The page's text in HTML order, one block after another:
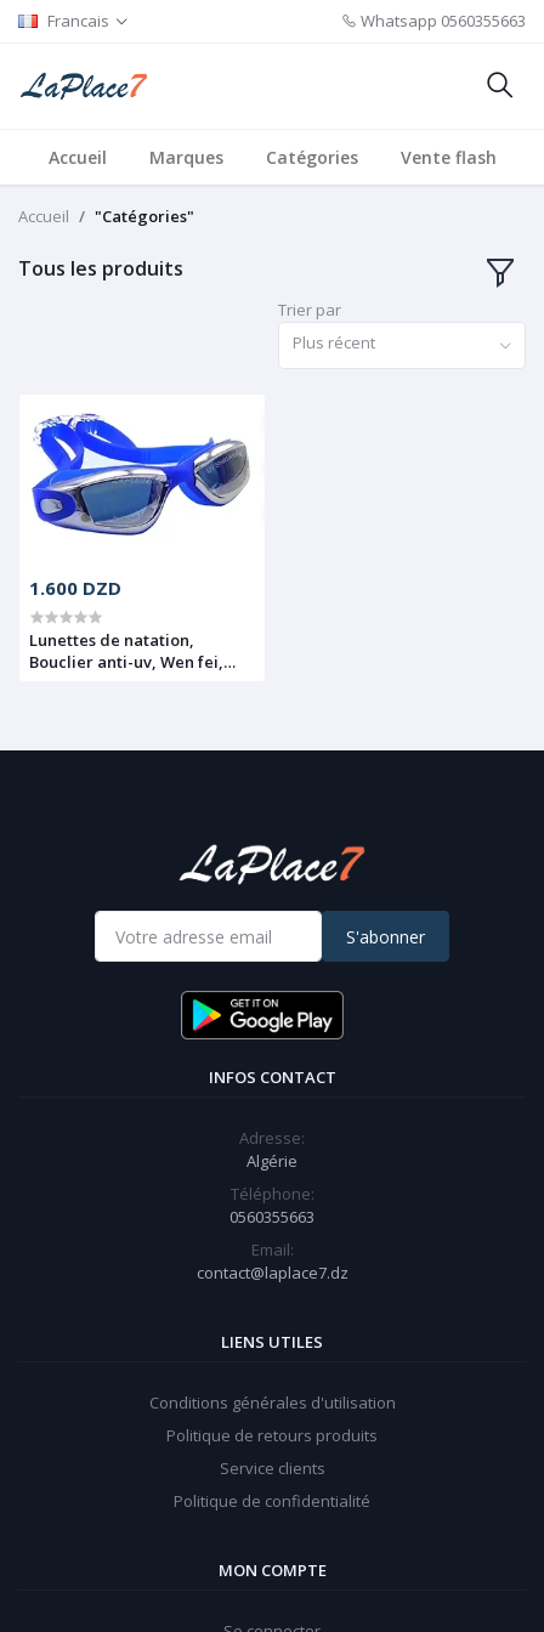
Francais Whatsapp 0560355663
Accueil Marques Catégories Vente flash
Accueil "Catégories"
Tous les produits
Trier par
Plus récent
1.600 DZD
Lunettes de natation,
Bouclier anti-uv, Wen fei,
S'abonner
INFOS CONTACT
Adresse:
Algérie
Téléphone:
0560355663
Email:
contact@laplace7.dz
LIENS UTILES
Conditions générales d'utilisation
Politique de retours produits
Service clients
Politique de confidentialité
MON COMPTE